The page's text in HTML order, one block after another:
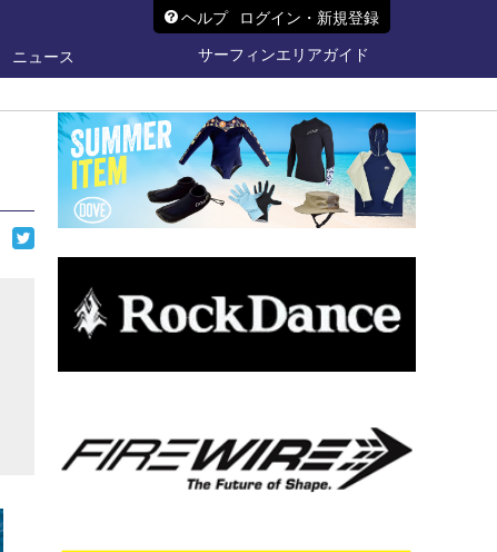
ヘルプ ログイン・新規登録
ニュース
サーフィンエリアガイド